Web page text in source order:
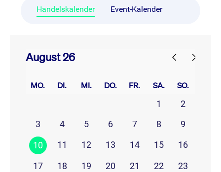
Handelskalender Event-Kalender
August 26
MO. DI. MI. DO. FR. SA. SO.
1
2
3
4 5 6 7 8 9
10 11 12 13 14 15 16
17 18 19 20 21 22
23